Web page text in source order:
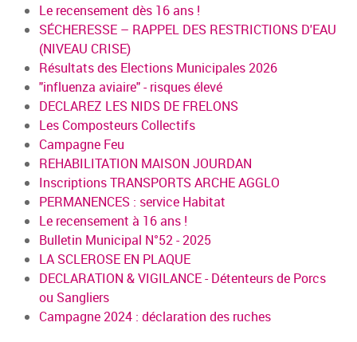
Le recensement dès 16 ans !
SÉCHERESSE – RAPPEL DES RESTRICTIONS D'EAU
(NIVEAU CRISE)
Résultats des Elections Municipales 2026
"influenza aviaire" - risques élevé
DECLAREZ LES NIDS DE FRELONS
Les Composteurs Collectifs
Campagne Feu
REHABILITATION MAISON JOURDAN
Inscriptions TRANSPORTS ARCHE AGGLO
PERMANENCES : service Habitat
Le recensement à 16 ans !
Bulletin Municipal N°52 - 2025
LA SCLEROSE EN PLAQUE
DECLARATION & VIGILANCE - Détenteurs de Porcs
ou Sangliers
Campagne 2024 : déclaration des ruches